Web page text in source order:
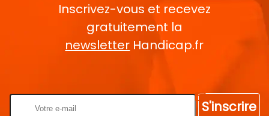
Inscrivez-vous et recevez
gratuitement la
newsletter Handicap.fr
S'inscrire